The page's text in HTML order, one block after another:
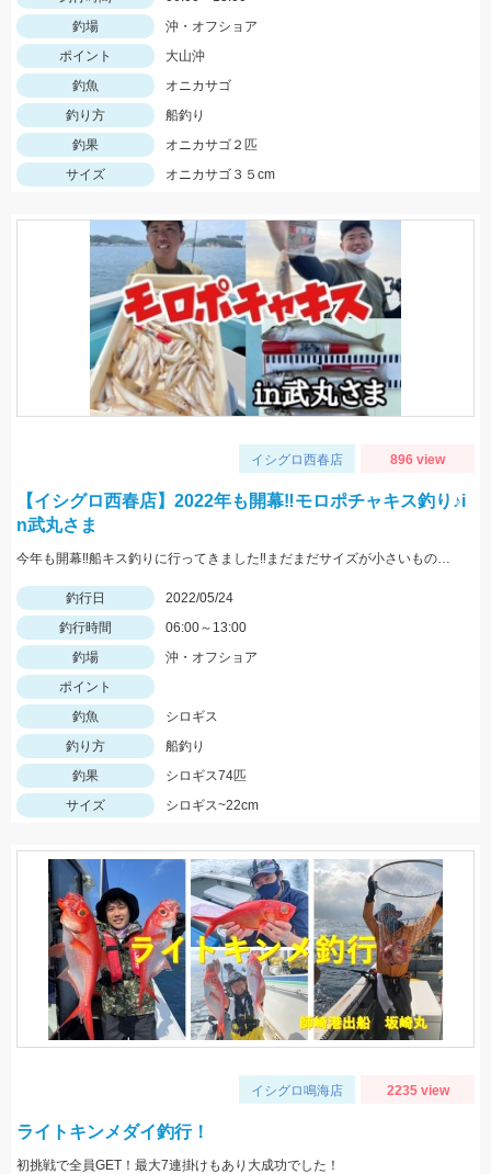
釣場
沖・オフショア
ポイント
大山沖
釣魚
オニカサゴ
釣り方
船釣り
釣果
オニカサゴ２匹
サイズ
オニカサゴ３５cm
イシグロ西春店 896 view
【イシグロ西春店】2022年も開幕‼モロポチャキス釣り♪i
n武丸さま
今年も開幕‼船キス釣りに行ってきました‼まだまだサイズが小さいものも混じりますが、ハリは8～10号の方が掛かりがよくオススメですよ‼
釣行日
2022/05/24
釣行時間
06:00～13:00
釣場
沖・オフショア
ポイント
釣魚
シロギス
釣り方
船釣り
釣果
シロギス74匹
サイズ
シロギス~22cm
イシグロ鳴海店 2235 view
ライトキンメダイ釣行！
初挑戦で全員GET！最大7連掛けもあり大成功でした！